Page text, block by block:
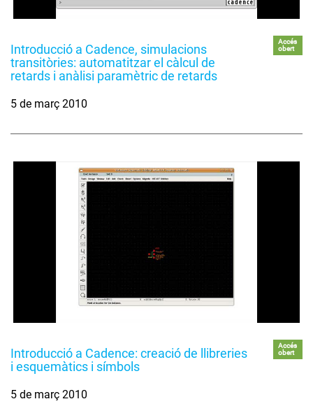
Introducció a Cadence, simulacions
transitòries: automatitzar el càlcul de
retards i anàlisi paramètric de retards
Accés
obert
5 de març 2010
Introducció a Cadence: creació de llibreries
i esquemàtics i símbols
Accés
obert
5 de març 2010